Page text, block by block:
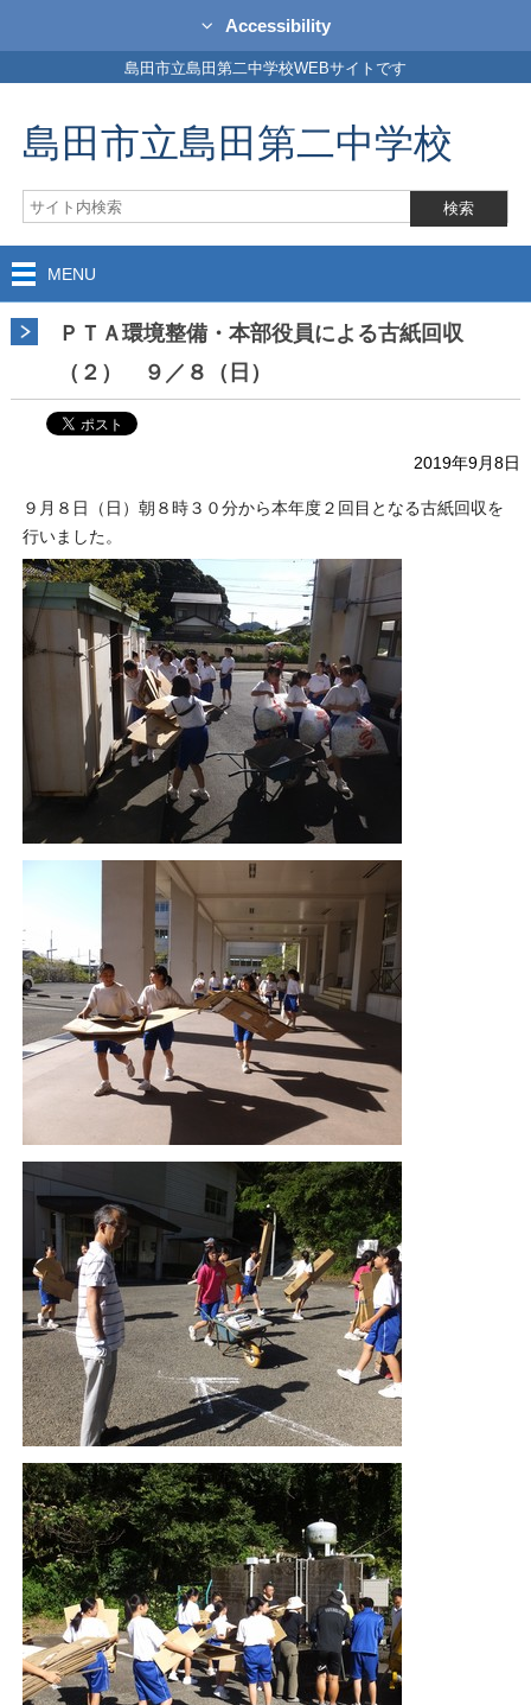
Accessibility
島田市立島田第二中学校WEBサイトです
島田市立島田第二中学校
MENU
ＰＴＡ環境整備・本部役員による古紙回収
（２） ９／８（日）
2019年9月8日
９月８日（日）朝８時３０分から本年度２回目となる古紙回収を
行いました。